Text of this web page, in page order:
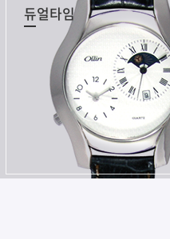
듀얼타임